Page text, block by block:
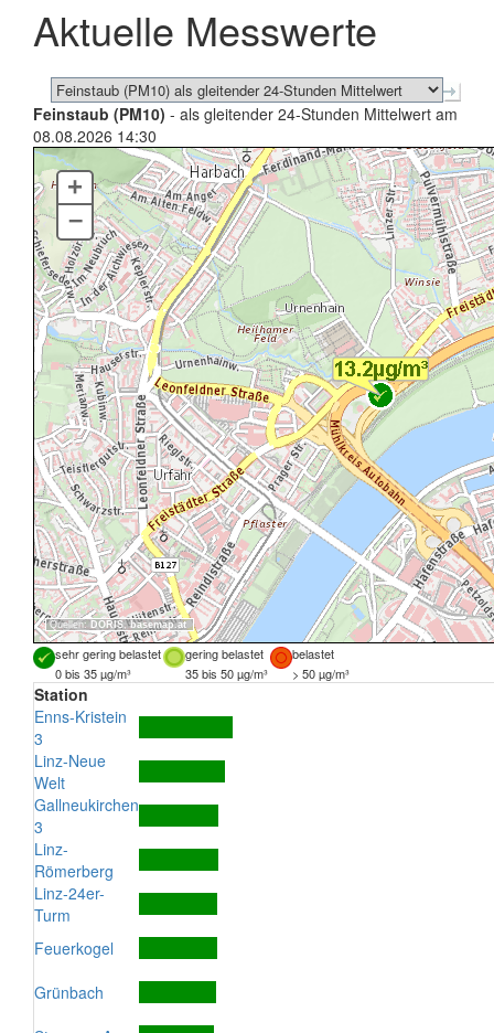
schließen
Aktuelle Messwerte
Feinstaub (PM10) - als gleitender 24-Stunden Mittelwert am
08.08.2026 14:30
Quellen: DORIS,basemap.at
+
–
sehr gering belastet gering belastet
belastet
0 bis 35 µg/m³
35 bis 50 µg/m³ > 50 µg/m³
Station
Enns-Kristein
3
Linz-Neue
Welt
Gallneukirchen
3
Linz-
Römerberg
Linz-24er-
Turm
Feuerkogel
Grünbach